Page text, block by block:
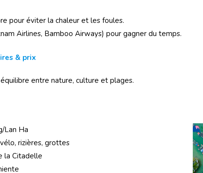
pour éviter la chaleur et les foules.
Airlines, Bamboo Airways) pour gagner du temps.
& prix
entre nature, culture et plages.
Lan Ha
rizières, grottes
la Citadelle